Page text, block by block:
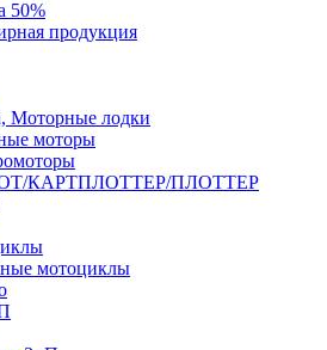
50%
продукция
Моторные лодки
моторы
КАРТПЛОТТЕР/ПЛОТТЕР
мотоциклы